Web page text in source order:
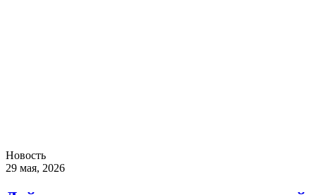
Новость
29 мая, 2026